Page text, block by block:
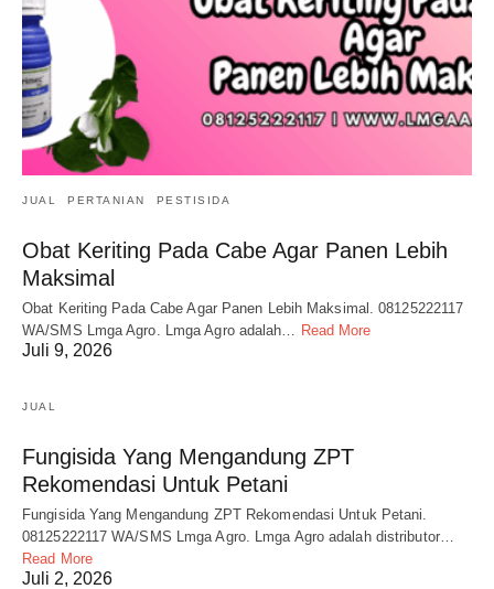
JUAL PERTANIAN PESTISIDA
Obat Keriting Pada Cabe Agar Panen Lebih
Maksimal
Obat Keriting Pada Cabe Agar Panen Lebih Maksimal. 08125222117
WA/SMS Lmga Agro. Lmga Agro adalah…
Read More
Juli 9, 2026
JUAL
Fungisida Yang Mengandung ZPT
Rekomendasi Untuk Petani
Fungisida Yang Mengandung ZPT Rekomendasi Untuk Petani.
08125222117 WA/SMS Lmga Agro. Lmga Agro adalah distributor…
Read More
Juli 2, 2026